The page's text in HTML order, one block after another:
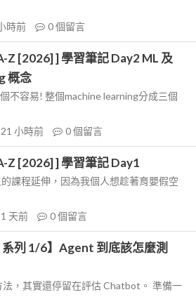
時前 0個留言
Z [2026] ] 學習筆記 Day2 ML 及
概念
不容易! 整個machine learning分成三個
21 小時前 0個留言
Z [2026] ] 學習筆記 Day1
課程延伸，因為我個人想趁著育嬰假空
1 天前 0個留言
列 1/6】Agent 到底該怎麼測
，其實還停留在評估 Chatbot。 準備一